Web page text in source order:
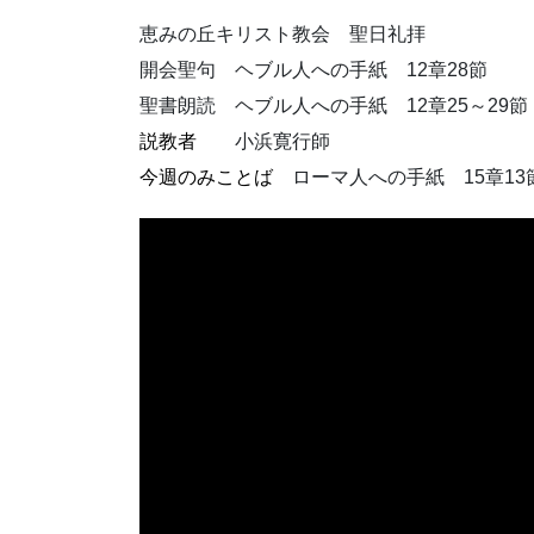
恵みの丘キリスト教会 聖日礼拝
開会聖句 ヘブル人への手紙 12章28節
聖書朗読 ヘブル人への手紙 12章25～29節
説教者 小浜寛行師
今週のみことば
ローマ人への手紙 15章13